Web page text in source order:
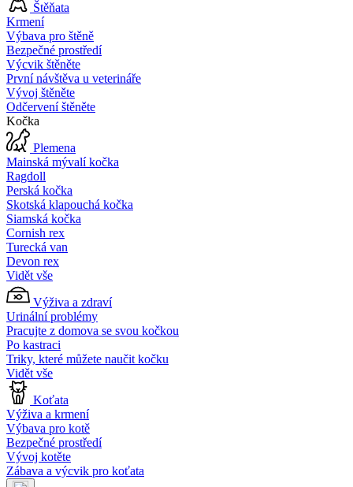
Štěňata
Krmení
Výbava pro štěně
Bezpečné prostředí
Výcvik štěněte
První návštěva u veterináře
Vývoj štěněte
Odčervení štěněte
Kočka
Plemena
Mainská mývalí kočka
Ragdoll
Perská kočka
Skotská klapouchá kočka
Siamská kočka
Cornish rex
Turecká van
Devon rex
Vidět vše
Výživa a zdraví
Urinální problémy
Pracujte z domova se svou kočkou
Po kastraci
Triky, které můžete naučit kočku
Vidět vše
Koťata
Výživa a krmení
Výbava pro kotě
Bezpečné prostředí
Vývoj kotěte
Zábava a výcvik pro koťata